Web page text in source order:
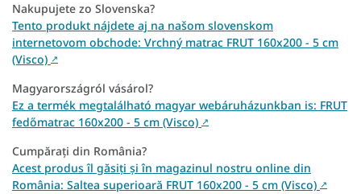
Nakupujete zo Slovenska?
Tento produkt nájdete aj na našom slovenskom
internetovom obchode: Vrchný matrac FRUT 160x200 - 5 cm
(Visco) ↗
Magyarországról vásárol?
Ez a termék megtalálható magyar webáruházunkban is: FRUT
fedőmatrac 160x200 - 5 cm (Visco) ↗
Cumpărați din România?
Acest produs îl găsiți și în magazinul nostru online din
România: Saltea superioară FRUT 160x200 - 5 cm (Visco) ↗